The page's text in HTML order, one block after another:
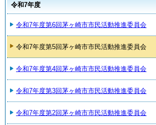
令和7年度
令和7年度第6回茅ヶ崎市市民活動推進委員会
令和7年度第5回茅ヶ崎市市民活動推進委員会
令和7年度第4回茅ヶ崎市市民活動推進委員会
令和7年度第3回茅ヶ崎市市民活動推進委員会
令和7年度第2回茅ヶ崎市市民活動推進委員会